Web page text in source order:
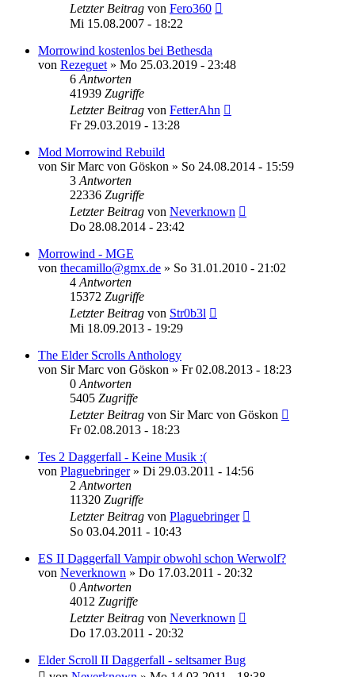
Letzter Beitrag von Fero360
Mi 15.08.2007 - 18:22
Morrowind kostenlos bei Bethesda
von Rezeguet » Mo 25.03.2019 - 23:48
6 Antworten
41939 Zugriffe
Letzter Beitrag von FetterAhn
Fr 29.03.2019 - 13:28
Mod Morrowind Rebuild
von Sir Marc von Göskon » So 24.08.2014 - 15:59
3 Antworten
22336 Zugriffe
Letzter Beitrag von Neverknown
Do 28.08.2014 - 23:42
Morrowind - MGE
von thecamillo@gmx.de » So 31.01.2010 - 21:02
4 Antworten
15372 Zugriffe
Letzter Beitrag von Str0b3l
Mi 18.09.2013 - 19:29
The Elder Scrolls Anthology
von Sir Marc von Göskon » Fr 02.08.2013 - 18:23
0 Antworten
5405 Zugriffe
Letzter Beitrag von Sir Marc von Göskon
Fr 02.08.2013 - 18:23
Tes 2 Daggerfall - Keine Musik :(
von Plaguebringer» Di 29.03.2011 - 14:56
2 Antworten
11320 Zugriffe
Letzter Beitrag von Plaguebringer
So 03.04.2011 - 10:43
ES II Daggerfall Vampir obwohl schon Werwolf?
von Neverknown » Do 17.03.2011 - 20:32
0 Antworten
4012 Zugriffe
Letzter Beitrag von Neverknown
Do 17.03.2011 - 20:32
Elder Scroll II Daggerfall - seltsamer Bug